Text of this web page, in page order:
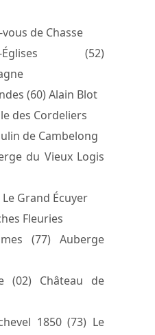
de Chasse
Églises (52)
(60) Alain Blot
des Cordeliers
de Cambelong
du Vieux Logis
Grand Écuyer
Fleuries
(77) Auberge
(02) Château de
1850 (73) Le